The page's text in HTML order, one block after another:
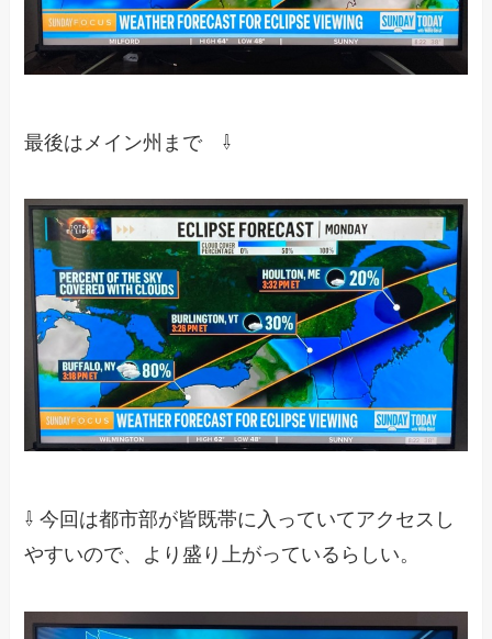
最後はメイン州まで ⇩
⇩ 今回は都市部が皆既帯に入っていてアクセスし
やすいので、より盛り上がっているらしい。